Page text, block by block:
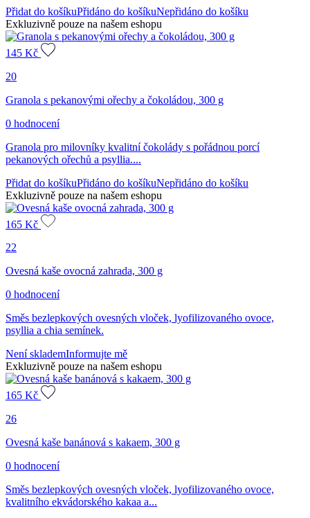
Přidat do košíkuPřidáno do košíkuNepřidáno do košíku
Exkluzivně pouze na našem eshopu
145 Kč
20
Granola s pekanovými ořechy a čokoládou, 300 g
0 hodnocení
Granola pro milovníky kvalitní čokolády s pořádnou porcí
pekanových ořechů a psyllia....
Přidat do košíkuPřidáno do košíkuNepřidáno do košíku
Exkluzivně pouze na našem eshopu
165 Kč
22
Ovesná kaše ovocná zahrada, 300 g
0 hodnocení
Směs bezlepkových ovesných vloček, lyofilizovaného ovoce,
psyllia a chia semínek.
Není sklademInformujte mě
Exkluzivně pouze na našem eshopu
165 Kč
26
Ovesná kaše banánová s kakaem, 300 g
0 hodnocení
Směs bezlepkových ovesných vloček, lyofilizovaného ovoce,
kvalitního ekvádorského kakaa a...